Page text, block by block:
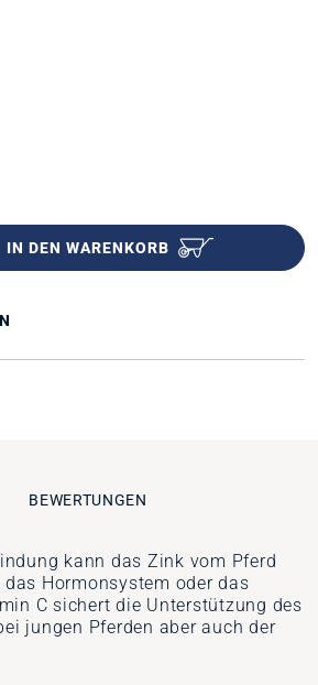
"%product%":
IN DEN WARENKORB
BEWERTUNGEN
kann das Zink vom Pferd
Hormonsystem oder das
C sichert die Unterstützung des
jungen Pferden aber auch der